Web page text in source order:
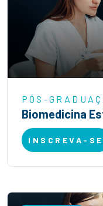
PÓS-
Biomedicina
INSCREVA-SE